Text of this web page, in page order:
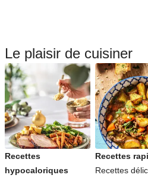
Le plaisir de cuisiner
Recettes
hypocaloriques
Recettes
Recettes